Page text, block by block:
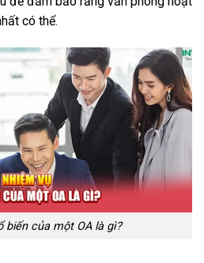
có thể.
biến của một OA là gì?